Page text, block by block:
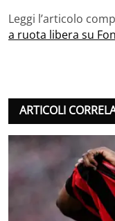
Leggi l’articolo
a ruota libera su
ARTICOLI